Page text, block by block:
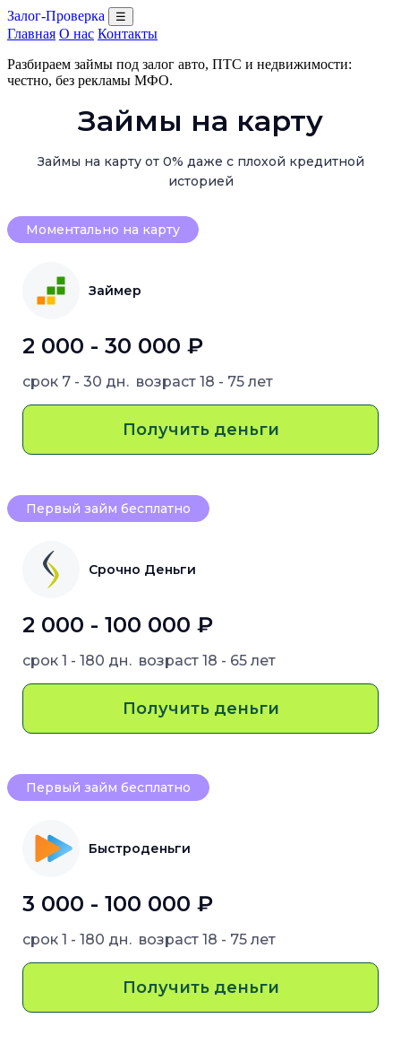
Залог-Проверка ☰
Главная О нас Контакты
Разбираем займы под залог авто, ПТС и недвижимости:
честно, без рекламы МФО.
Займы на карту
Займы на карту от 0% даже с плохой кредитной
историей
Моментально на карту
Займер
2 000 - 30 000 ₽
срок 7 - 30 дн. возраст 18 - 75 лет
Получить деньги
Первый займ бесплатно
Срочно Деньги
2 000 - 100 000 ₽
срок 1 - 180 дн. возраст 18 - 65 лет
Получить деньги
Первый займ бесплатно
Быстроденьги
3 000 - 100 000 ₽
срок 1 - 180 дн. возраст 18 - 75 лет
Получить деньги